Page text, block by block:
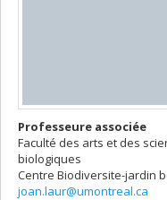
Professeure associée
Faculté des arts et des
biologiques
Centre Biodiversite-jardin
joan.laur@umontreal.ca